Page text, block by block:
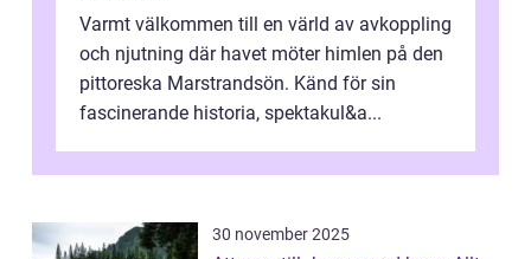
Varmt välkommen till en värld av avkoppling
och njutning där havet möter himlen på den
pittoreska Marstrandsön. Känd för sin
fascinerande historia, spektakul&a...
30 november 2025